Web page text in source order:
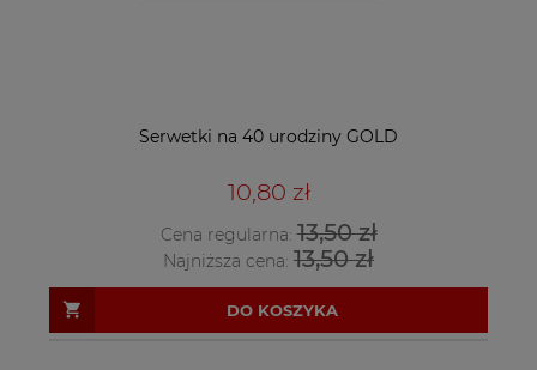
Serwetki na 40 urodziny GOLD
10,80 zł
Cena regularna:13,50 zł
Najniższa cena: 13,50 zł
DO KOSZYKA